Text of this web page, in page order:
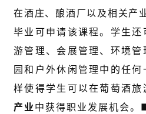
在酒庄、酿酒厂以及相关产
毕业可申请该课程。 学生还
游管理、会展管理、环境
园和户外休闲管理中的任何
样使得学生可以在葡萄酒旅
产业中获得职业发展机会。